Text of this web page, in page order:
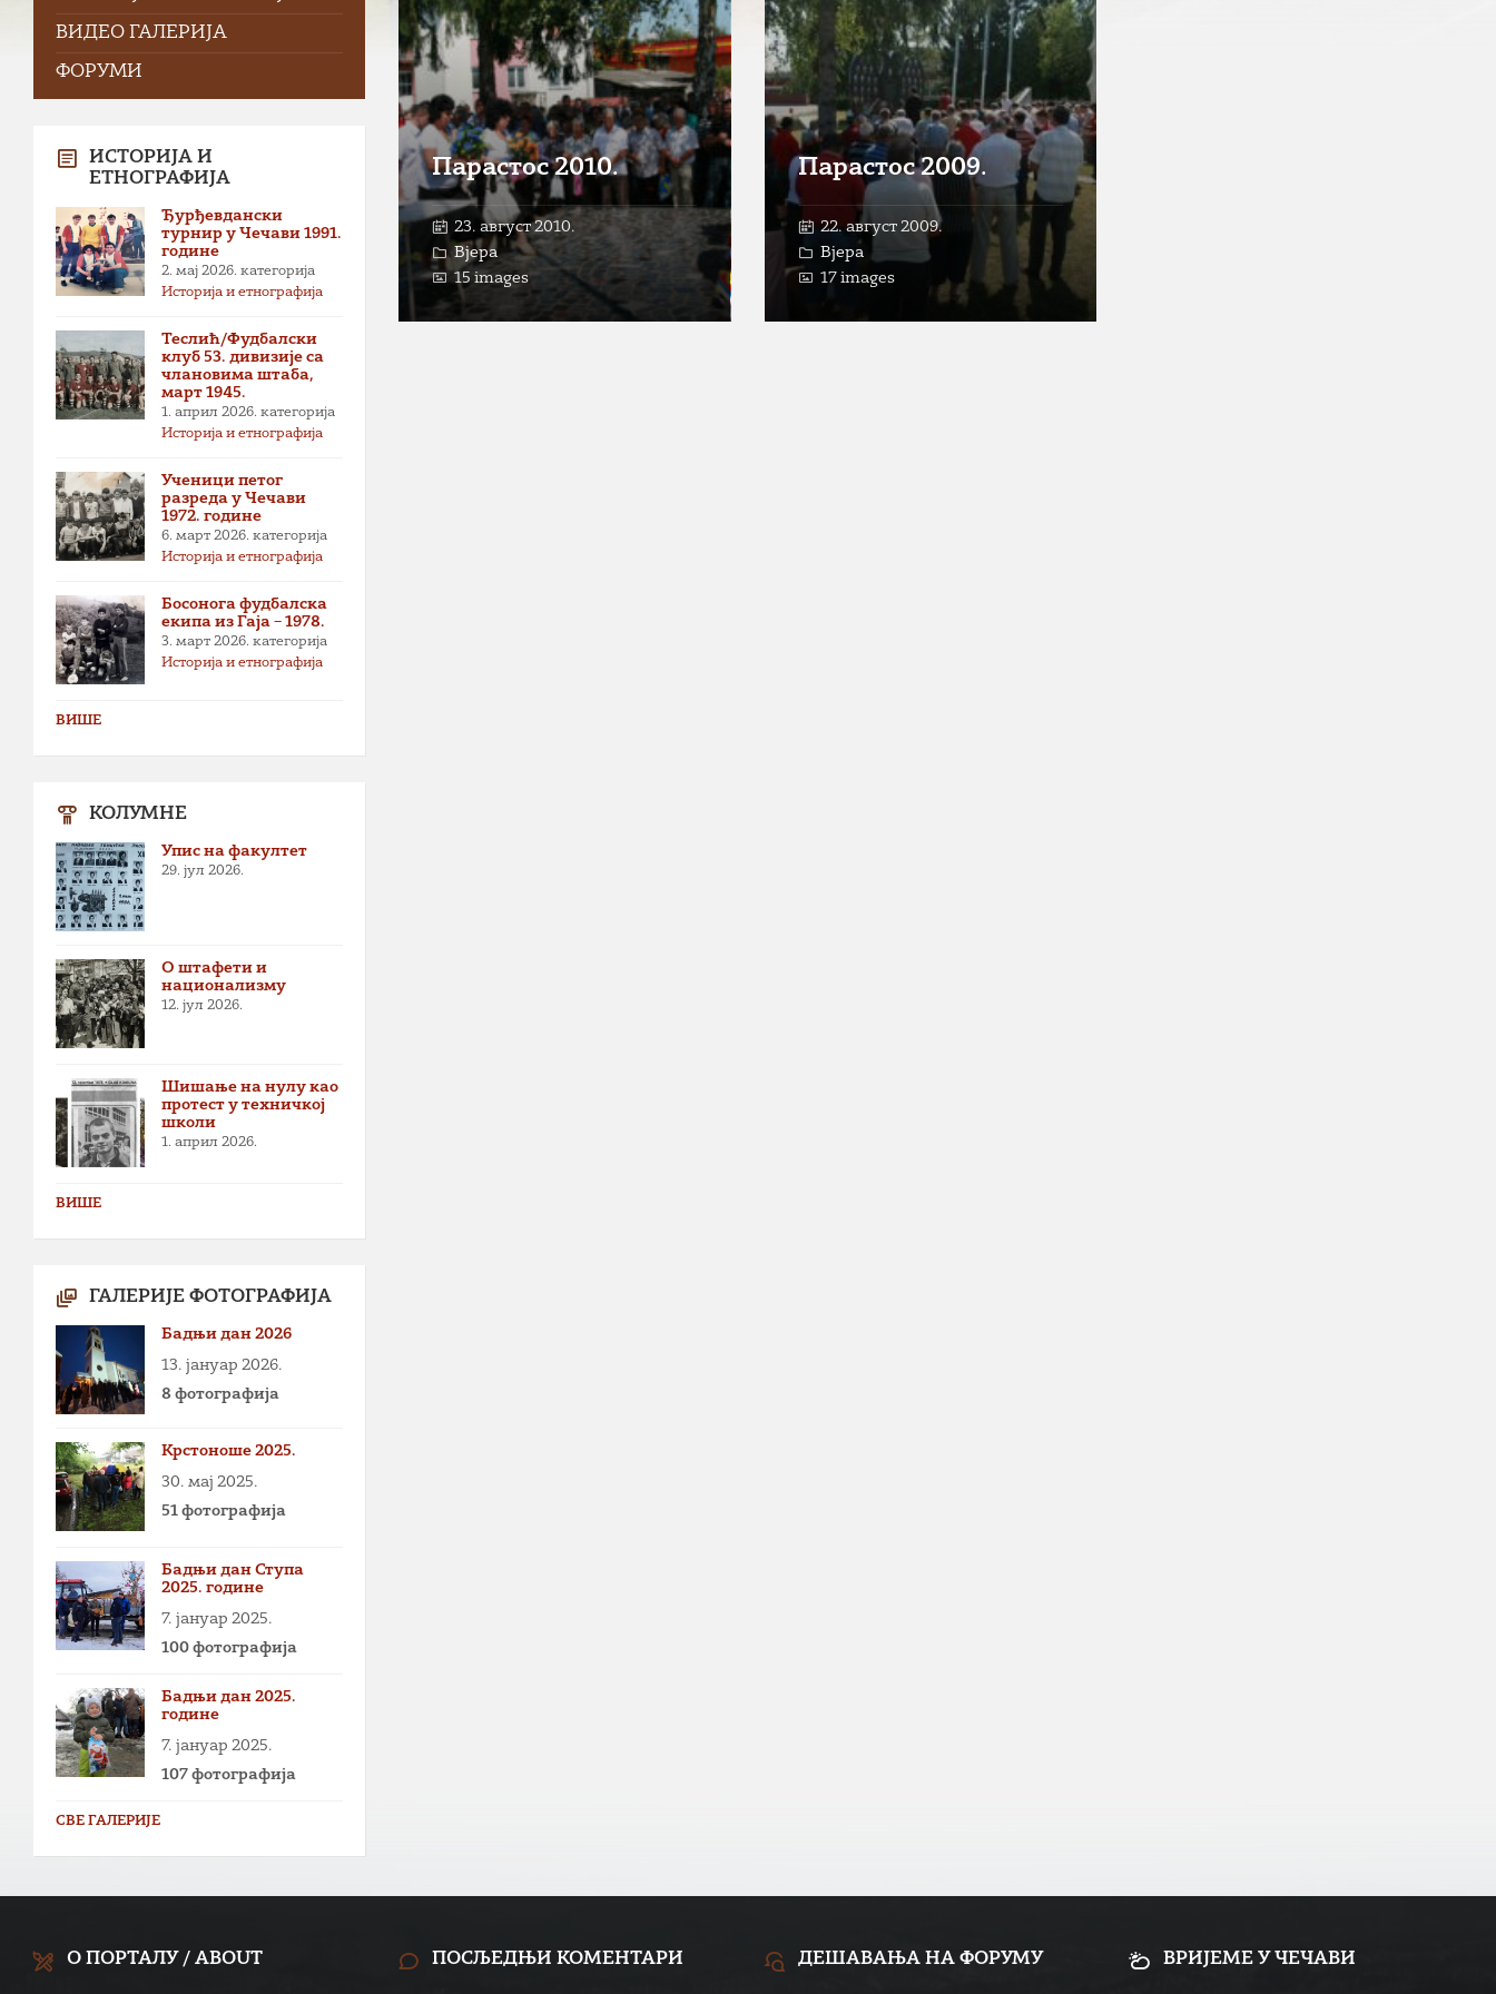
Парастос 2010.
23. август 2010.
Вјера
15 images
Парастос 2009.
22. август 2009.
Вјера
17 images
ВИДЕО ГАЛЕРИЈА
ФОРУМИ
ИСТОРИЈА И
ЕТНОГРАФИЈА
Ђурђевдански
турнир у Чечави 1991.
године
2. мај 2026. категорија
Историја и етнографија
Теслић/Фудбалски
клуб 53. дивизије са
члановима штаба,
март 1945.
1. април 2026. категорија
Историја и етнографија
Ученици петог
разреда у Чечави
1972. године
6. март 2026. категорија
Историја и етнографија
Босонога фудбалска
екипа из Гаја – 1978.
3. март 2026. категорија
Историја и етнографија
ВИШЕ
КОЛУМНЕ
Упис на факултет
29. јул 2026.
О штафети и
национализму
12. јул 2026.
Шишање на нулу као
протест у техничкој
школи
1. април 2026.
ВИШЕ
ГАЛЕРИЈЕ ФОТОГРАФИЈА
Бадњи дан 2026
13. јануар 2026.
8 фотографија
Крстоноше 2025.
30. мај 2025.
51 фотографија
Бадњи дан Ступа
2025. године
7. јануар 2025.
100 фотографија
Бадњи дан 2025.
године
7. јануар 2025.
107 фотографија
СВЕ ГАЛЕРИЈЕ
О ПОРТАЛУ / ABOUT ПОСЉЕДЊИ КОМЕНТАРИ ДЕШАВАЊА НА ФОРУМУ ВРИЈЕМЕ У ЧЕЧАВИ